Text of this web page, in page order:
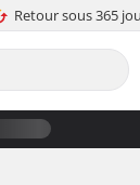
Retour sous 365